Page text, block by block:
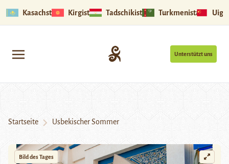
Kasachstan Kirgistan Tadschikistan Turkmenistan
Unterstützt uns
Startseite Usbekischer Sommer
Bild des Tages